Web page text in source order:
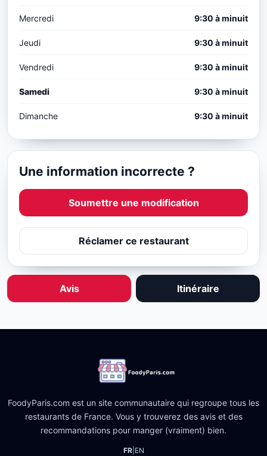
Mercredi 9:30 à minuit
Jeudi 9:30 à minuit
Vendredi 9:30 à minuit
Samedi 9:30 à minuit
Dimanche 9:30 à minuit
Une information incorrecte ?
Soumettre une modification
Réclamer ce restaurant
Avis Itinéraire
FoodyParis.com est un site communautaire qui regroupe tous les
restaurants de France. Vous y trouverez des avis et des
recommandations pour manger (vraiment) bien.
FR| EN